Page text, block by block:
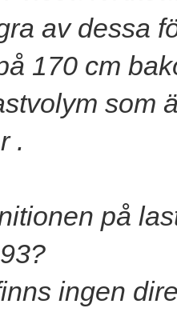
av dessa
170 cm
som
.
på
ingen